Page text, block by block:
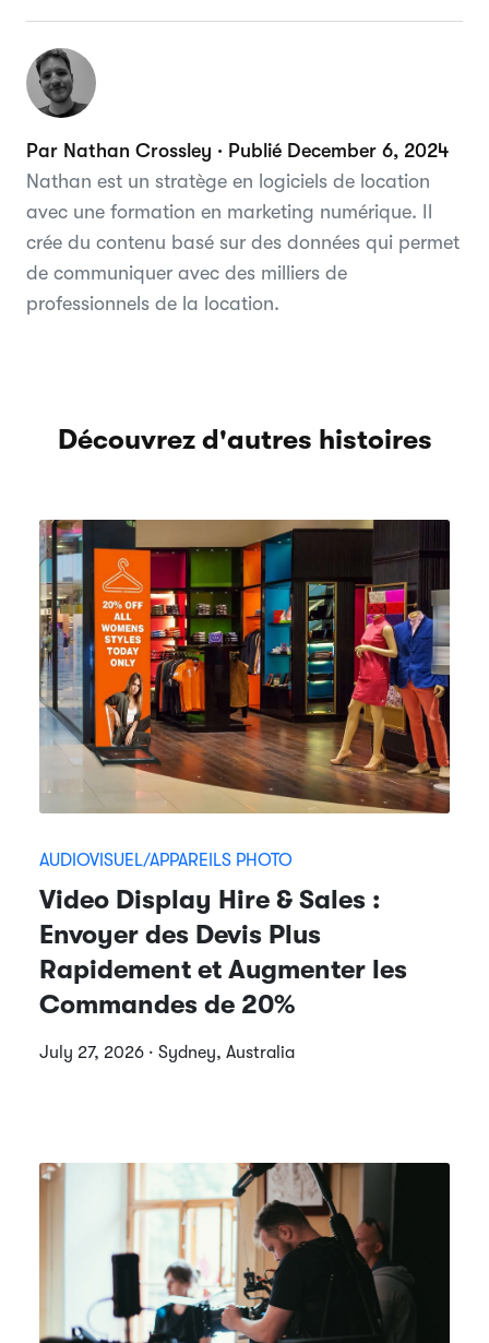
Par Nathan Crossley · Publié December 6, 2024
Nathan est un stratège en logiciels de location
avec une formation en marketing numérique. Il
crée du contenu basé sur des données qui permet
de communiquer avec des milliers de
professionnels de la location.
Découvrez d'autres histoires
AUDIOVISUEL/APPAREILS PHOTO
Video Display Hire & Sales :
Envoyer des Devis Plus
Rapidement et Augmenter les
Commandes de 20%
July 27, 2026 · Sydney, Australia